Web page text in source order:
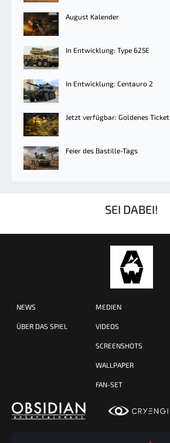
August Kalender
In Entwicklung: Type 625E
In Entwicklung: Centauro 2
Jetzt verfügbar: Goldenes Ticket
Feier des Bastille-Tags
SEI DABEI!
NEWS
ÜBER DAS SPIEL
MEDIEN
VIDEOS
SCREENSHOTS
WALLPAPER
FAN-SET